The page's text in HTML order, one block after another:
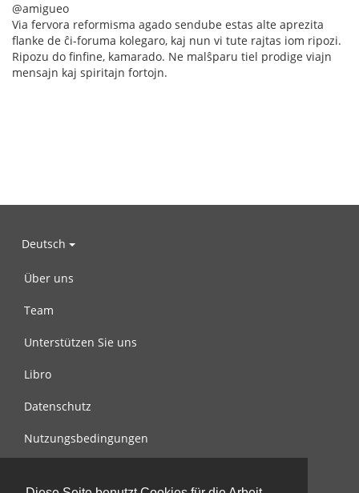
@amigueo
Via fervora reformisma agado sendube estas alte aprezita
flanke de ĉi-foruma kolegaro, kaj nun vi tute rajtas iom ripozi.
Ripozu do finfine, kamarado. Ne malŝparu tiel prodige viajn
mensajn kaj spiritajn fortojn.
Deutsch
Über uns
Team
Unterstützen Sie uns
Libro
Datenschutz
Nutzungsbedingungen